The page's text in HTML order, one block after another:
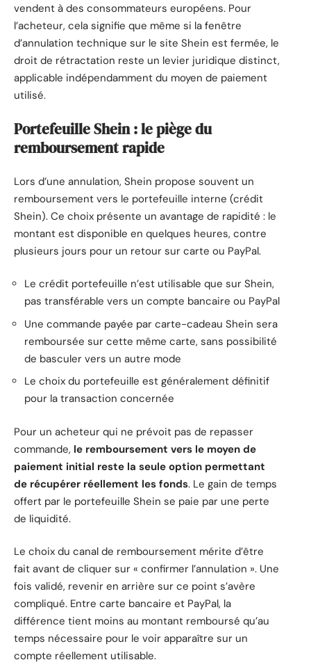
vendent à des consommateurs européens. Pour
l’acheteur, cela signifie que même si la fenêtre
d’annulation technique sur le site Shein est fermée, le
droit de rétractation reste un levier juridique distinct,
applicable indépendamment du moyen de paiement
utilisé.
Portefeuille Shein : le piège du
remboursement rapide
Lors d’une annulation, Shein propose souvent un
remboursement vers le portefeuille interne (crédit
Shein). Ce choix présente un avantage de rapidité : le
montant est disponible en quelques heures, contre
plusieurs jours pour un retour sur carte ou PayPal.
Le crédit portefeuille n’est utilisable que sur Shein,
pas transférable vers un compte bancaire ou PayPal
Une commande payée par carte-cadeau Shein sera
remboursée sur cette même carte, sans possibilité
de basculer vers un autre mode
Le choix du portefeuille est généralement définitif
pour la transaction concernée
Pour un acheteur qui ne prévoit pas de repasser
commande, le remboursement vers le moyen de
paiement initial reste la seule option permettant
de récupérer réellement les fonds. Le gain de temps
offert par le portefeuille Shein se paie par une perte
de liquidité.
Le choix du canal de remboursement mérite d’être
fait avant de cliquer sur « confirmer l’annulation ». Une
fois validé, revenir en arrière sur ce point s’avère
compliqué. Entre carte bancaire et PayPal, la
différence tient moins au montant remboursé qu’au
temps nécessaire pour le voir apparaître sur un
compte réellement utilisable.